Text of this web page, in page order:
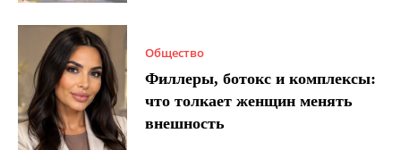
Общество
Филлеры, ботокс и комплексы:
что толкает женщин менять
внешность